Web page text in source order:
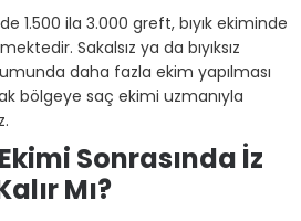
1.500 ila 3.000 greft, bıyık ekiminde
Sakalsız ya da bıyıksız
daha fazla ekim yapılması
bölgeye saç ekimi uzmanıyla
Sonrasında İz
Mı?